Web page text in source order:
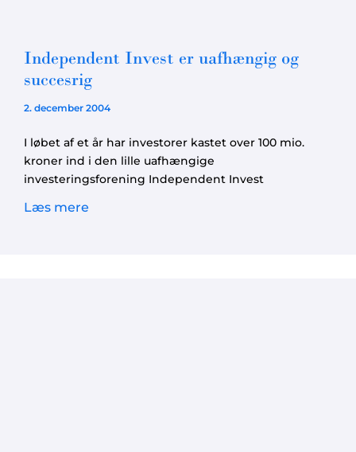
Independent Invest er uafhængig og
succesrig
2. december 2004
I løbet af et år har investorer kastet over 100 mio.
kroner ind i den lille uafhængige
investeringsforening Independent Invest
Læs mere